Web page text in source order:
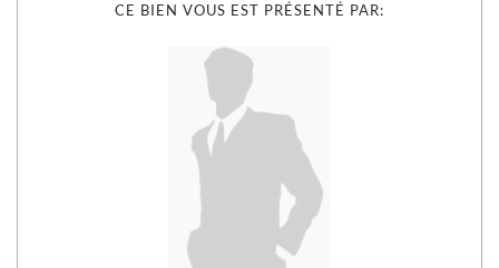
CE BIEN VOUS EST PRÉSENTÉ PAR: